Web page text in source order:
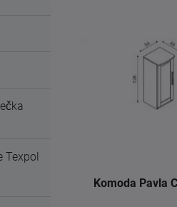
Texpol
Komoda Pavla